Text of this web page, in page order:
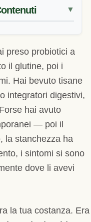
▼
preso probiotici a
il glutine, poi i
Hai bevuto tisane
integratori digestivi,
hai avuto
— poi il
la stanchezza ha
i sintomi si sono
dove li avevi
la tua costanza. Era